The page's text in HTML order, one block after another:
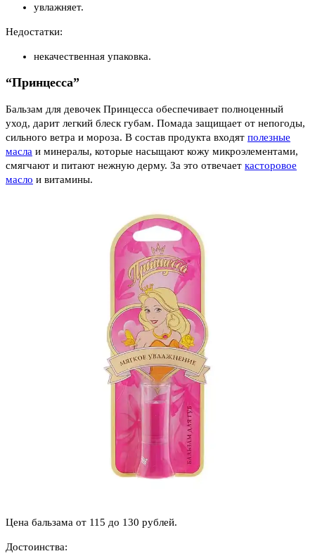
увлажняет.
Недостатки:
некачественная упаковка.
“Принцесса”
Бальзам для девочек Принцесса обеспечивает полноценный
уход, дарит легкий блеск губам. Помада защищает от непогоды,
сильного ветра и мороза. В состав продукта входят полезные
масла и минералы, которые насыщают кожу микроэлементами,
смягчают и питают нежную дерму. За это отвечает касторовое
масло и витамины.
Цена бальзама от 115 до 130 рублей.
Достоинства: